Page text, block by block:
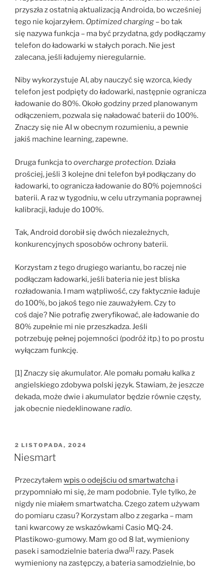
przyszła z ostatnią aktualizacją Androida, bo wcześniej
tego nie kojarzyłem. Optimized charging – bo tak
się nazywa funkcja – ma być przydatna, gdy podłączamy
telefon do ładowarki w stałych porach. Nie jest
zalecana, jeśli ładujemy nieregularnie.
Niby wykorzystuje AI, aby nauczyć się wzorca, kiedy
telefon jest podpięty do ładowarki, następnie ogranicza
ładowanie do 80%. Około godziny przed planowanym
odłączeniem, pozwala się naładować baterii do 100%.
Znaczy się nie AI w obecnym rozumieniu, a pewnie
jakiś machine learning, zapewne.
Druga funkcja toovercharge protection. Działa
prościej, jeśli 3 kolejne dni telefon był podłączany do
ładowarki, to ogranicza ładowanie do 80% pojemności
baterii. A raz w tygodniu, w celu utrzymania poprawnej
kalibracji, ładuje do 100%.
Tak, Android dorobił się dwóch niezależnych,
konkurencyjnych sposobów ochrony baterii.
Korzystam z tego drugiego wariantu, bo raczej nie
podłączam ładowarki, jeśli bateria nie jest bliska
rozładowania. I mam wątpliwość, czy faktycznie ładuje
do 100%, bo jakoś tego nie zauważyłem. Czy to
coś daje? Nie potrafię zweryfikować, ale ładowanie do
80% zupełnie mi nie przeszkadza. Jeśli
potrzebuję pełnej pojemności (podróż itp.) to po prostu
wyłączam funkcję.
[1] Znaczy się akumulator. Ale pomału pomału kalka z
angielskiego zdobywa polski język. Stawiam, że jeszcze
dekada, może dwie i akumulator będzie równie częsty,
jak obecnie niedeklinowane radio.
OPUBLIKOWANE
W
2 LISTOPADA, 2024
Niesmart
Przeczytałem wpis o odejściu od smartwatcha i
przypomniało mi się, że mam podobnie. Tyle tylko, że
nigdy nie miałem smartwatcha. Czego zatem używam
do pomiaru czasu? Korzystam albo z zegarka – mam
tani kwarcowy ze wskazówkami Casio MQ-24.
Plastikowo-gumowy. Mam go od 8 lat, wymieniony
pasek i samodzielnie bateria dwa[1] razy. Pasek
wymieniony na zastępczy, a bateria samodzielnie, bo